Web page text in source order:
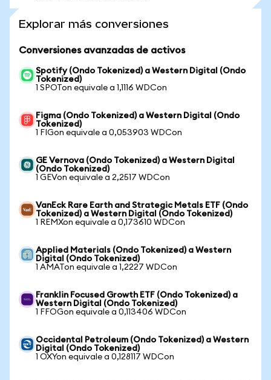
Explorar más conversiones
Conversiones avanzadas de activos
Spotify (Ondo Tokenized) a Western Digital (Ondo
Tokenized)
1 SPOTon equivale a 1,1116 WDCon
Figma (Ondo Tokenized) a Western Digital (Ondo
Tokenized)
1 FIGon equivale a 0,053903 WDCon
GE Vernova (Ondo Tokenized) a Western Digital
(Ondo Tokenized)
1 GEVon equivale a 2,2517 WDCon
VanEck Rare Earth and Strategic Metals ETF (Ondo
Tokenized) a Western Digital (Ondo Tokenized)
1 REMXon equivale a 0,173610 WDCon
Applied Materials (Ondo Tokenized) a Western
Digital (Ondo Tokenized)
1 AMATon equivale a 1,2227 WDCon
Franklin Focused Growth ETF (Ondo Tokenized) a
Western Digital (Ondo Tokenized)
1 FFOGon equivale a 0,113406 WDCon
Occidental Petroleum (Ondo Tokenized) a Western
Digital (Ondo Tokenized)
1 OXYon equivale a 0,128117 WDCon